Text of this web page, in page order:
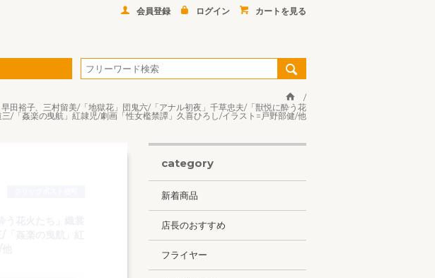
会員登録 ログイン カートを見る
裕子、三村留美/「地獄花」団鬼六/「アナル初夜」千草忠夫/「獣悦に酔う花
/「姦楽の曳航」紅隷児/劇画「性女檻禁譚」久喜ひろし/イラスト=戸野部健/他
category
新着商品
店長のおすすめ
フライヤー